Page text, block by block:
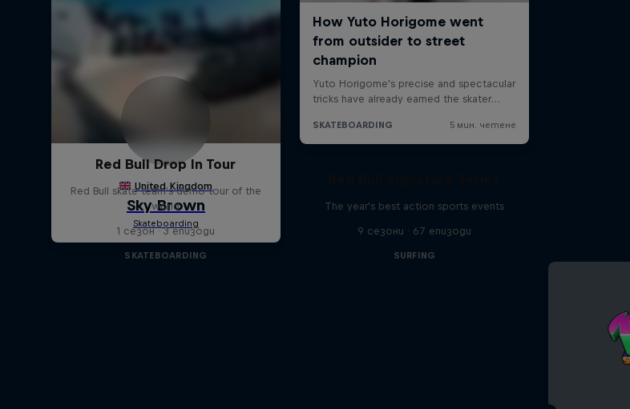
Red Bull Drop In Tour
Red Bull skate team's demo tour of the
world
1 сезон · 3 епизоди
SKATEBOARDING
The year's best action sports events
9 сезони · 67 епизоди
SURFING